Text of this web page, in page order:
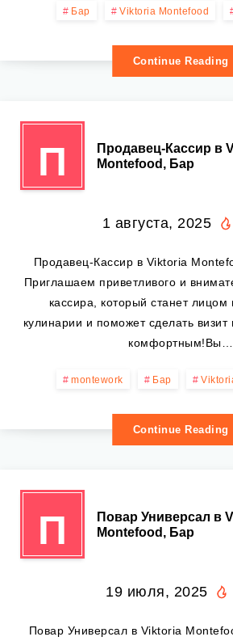
Бар Viktoria Montefood
Continue Reading
П
Продавец-Кассир в
Montefood, Бар
1 августа, 2025
Продавец-Кассир в Viktoria
Приглашаем приветливого и
кассира, который станет
кулинарии и поможет сделать визит
комфортным!Вы…
montework Бар
Continue Reading
П
Повар Универсал в
Montefood, Бар
19 июля, 2025
Повар Универсал в Viktoria